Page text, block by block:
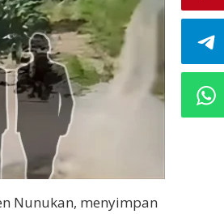
Nunukan, menyimpan